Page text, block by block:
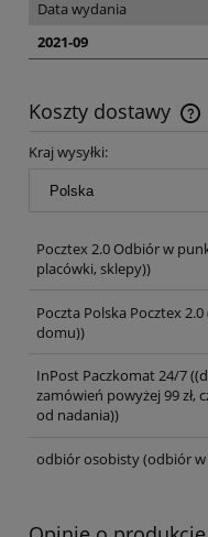
Data wydania
2021-09
Koszty dostawy
Kraj wysyłki:
Pocztex 2.0 Odbiór w
placówki, sklepy))
Poczta Polska Pocztex 2.0
domu))
InPost Paczkomat 24/7
zamówień powyżej 99 zł,
od nadania))
odbiór osobisty(odbiór w